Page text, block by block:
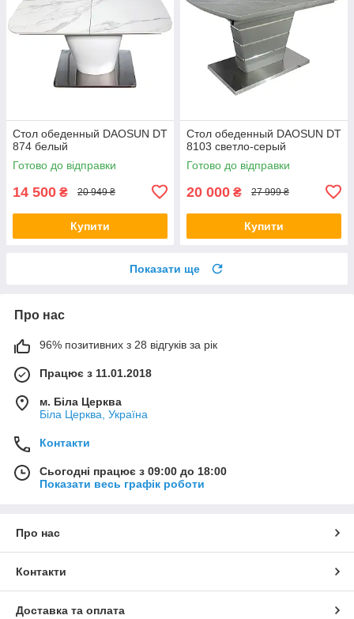
Стол обеденный DAOSUN DT
874 белый
Готово до відправки
14 500 ₴ 20 949 ₴
Купити
Стол обеденный DAOSUN DT
8103 светло-серый
Готово до відправки
20 000 ₴ 27 999 ₴
Купити
Показати ще
Про нас
96% позитивних з 28 відгуків за рік
Працює з 11.01.2018
м. Біла Церква
Біла Церква, Україна
Контакти
Сьогодні працює з 09:00 до 18:00
Показати весь графік роботи
Про нас
Контакти
Доставка та оплата